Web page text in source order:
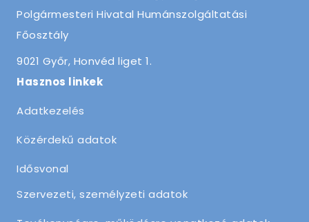
Polgármesteri Hivatal Humánszolgáltatási
Főosztály
9021 Győr, Honvéd liget 1.
Hasznos linkek
Adatkezelés
Közérdekű adatok
Idősvonal
Szervezeti, személyzeti adatok